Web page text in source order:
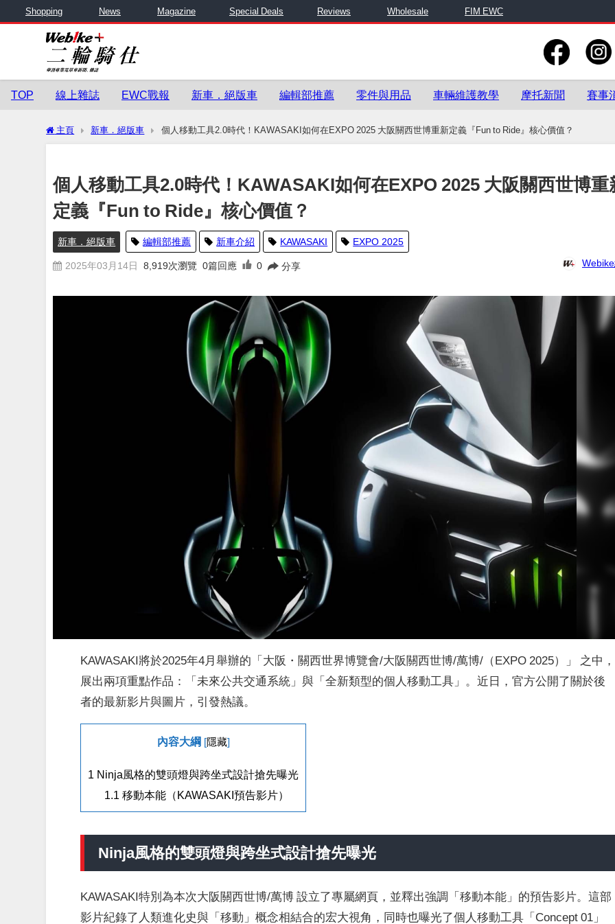
Shopping News Magazine Special Deals Reviews Wholesale FIM EWC
TOP 線上雜誌 EWC戰報 新車．絕版車 編輯部推薦 零件與用品 車輛維護教學 摩托新聞 賽事
主頁 新車．絕版車 個人移動工具2.0時代！KAWASAKI如何在EXPO 2025 大阪關西世博重新定義『Fun to Ride』核心價值？
個人移動工具2.0時代！KAWASAKI如何在EXPO 2025 大阪關西世博重
定義『Fun to Ride』核心價值？
新車．絕版車 編輯部推薦 新車介紹 KAWASAKI EXPO 2025
2025年03月14日 8,919次瀏覽 0篇回應 0 分享
KAWASAKI將於2025年4月舉辦的「大阪・關西世界博覽會/大阪關西世博/萬博/（EXPO 2025）」 之中，
展出兩項重點作品：「未來公共交通系統」與「全新類型的個人移動工具」。近日，官方公開了關於後
者的最新影片與圖片，引發熱議。
內容大綱 隱藏]
1 Ninja風格的雙頭燈與跨坐式設計搶先曝光
1.1 移動本能（KAWASAKI預告影片）
Ninja風格的雙頭燈與跨坐式設計搶先曝光
KAWASAKI特別為本次大阪關西世博/萬博 設立了專屬網頁，並釋出強調「移動本能」的預告影片。這部
影片紀錄了人類進化史與「移動」概念相結合的宏大視角，同時也曝光了個人移動工具「Concept 01」